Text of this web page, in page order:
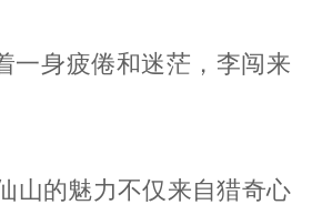
一身疲倦和迷茫，李闯来
山的魅力不仅来自猎奇心